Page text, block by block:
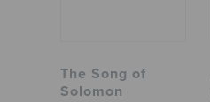
The Song of
Solomon